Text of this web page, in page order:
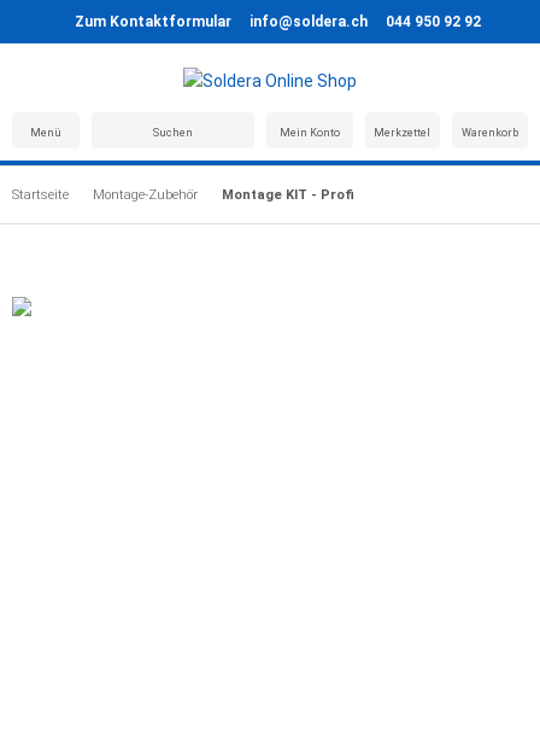
Zum Kontaktformular info@soldera.ch 044 950 92 92
Menü Suchen Mein Konto Merkzettel Warenkorb
Startseite Montage-Zubehör Montage KIT - Profi